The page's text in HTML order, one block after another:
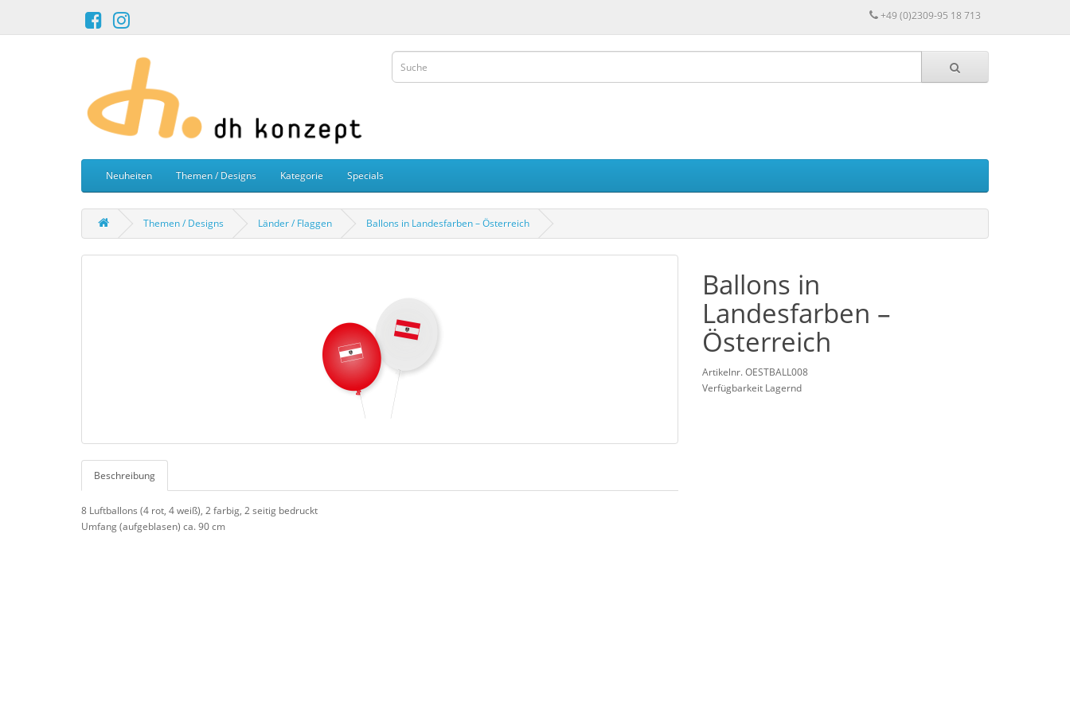
+49 (0)2309-95 18 713
Neuheiten Themen / Designs Kategorie Specials
Themen / Designs Länder / Flaggen Ballons in Landesfarben – Österreich
Beschreibung
8 Luftballons (4 rot, 4 weiß), 2 farbig, 2 seitig bedruckt
Umfang (aufgeblasen) ca. 90 cm
Ballons in
Landesfarben –
Österreich
Artikelnr. OESTBALL008
Verfügbarkeit Lagernd